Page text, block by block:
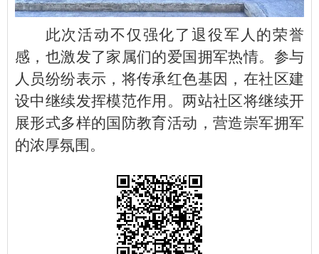
此次活动不仅强化了退役军人的荣誉
感，也激发了家属们的爱国拥军热情。参与
人员纷纷表示，将传承红色基因，在社区建
设中继续发挥模范作用。两站社区将继续开
展形式多样的国防教育活动，营造崇军拥军
的浓厚氛围。